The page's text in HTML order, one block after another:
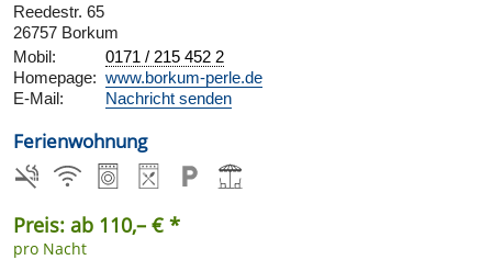
Reedestr. 65
26757 Borkum
Mobil:
0171 / 215 452 2
Homepage: www.borkum-perle.de
E-Mail:
Nachricht senden
Ferienwohnung
Preis: ab 110,– € *
pro Nacht